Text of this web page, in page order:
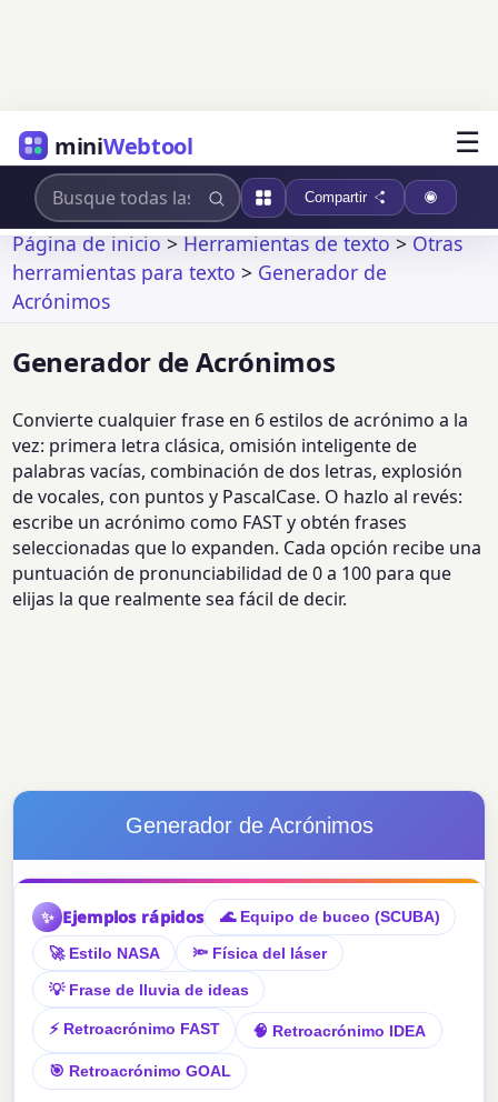
miniWebtool ☰
Compartir
Página de inicio>Herramientas de texto>Otras
herramientas para texto > Generador de
Acrónimos
Generador de Acrónimos
Convierte cualquier frase en 6 estilos de acrónimo a la
vez: primera letra clásica, omisión inteligente de
palabras vacías, combinación de dos letras, explosión
de vocales, con puntos y PascalCase. O hazlo al revés:
escribe un acrónimo como FAST y obtén frases
seleccionadas que lo expanden. Cada opción recibe una
puntuación de pronunciabilidad de 0 a 100 para que
elijas la que realmente sea fácil de decir.
Generador de Acrónimos
✨ Ejemplos rápidos 🌊 Equipo de buceo (SCUBA)
🚀 Estilo NASA 🔦 Física del láser
💡 Frase de lluvia de ideas
⚡ Retroacrónimo FAST 🧠 Retroacrónimo IDEA
🎯 Retroacrónimo GOAL